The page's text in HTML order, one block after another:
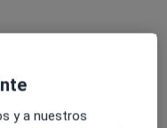
y a nuestros